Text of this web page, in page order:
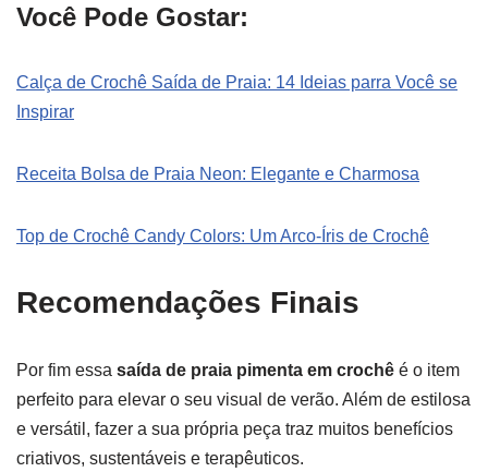
Você Pode Gostar:
Calça de Crochê Saída de Praia: 14 Ideias parra Você se
Inspirar
Receita Bolsa de Praia Neon: Elegante e Charmosa
Top de Crochê Candy Colors: Um Arco-Íris de Crochê
Recomendações Finais
Por fim essa saída de praia pimenta em crochê é o item
perfeito para elevar o seu visual de verão. Além de estilosa
e versátil, fazer a sua própria peça traz muitos benefícios
criativos, sustentáveis e terapêuticos.